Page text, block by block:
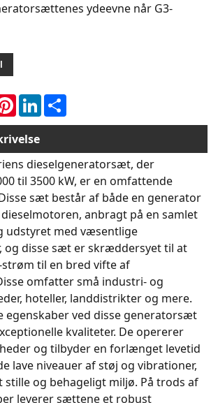
ydeevne når G3-
PinterestLinkedIn
dieselgeneratorsæt, der
til 3500 kW, er en omfattende
sæt består af både en generator
anbragt på en samlet
udstyret med væsentlige
og disse sæt er skræddersyet til at
til en bred vifte af
omfatter små industri- og
hoteller, landdistrikter og mere.
egenskaber ved disse generatorsæt
kvaliteter. De opererer
og tilbyder en forlænget levetid
lave niveauer af støj og vibrationer,
stille og behageligt miljø. På trods af
leverer sættene et robust